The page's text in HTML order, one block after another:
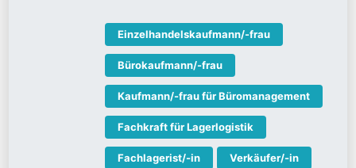
Einzelhandelskaufmann/-frau
Bürokaufmann/-frau
Kaufmann/-frau für Büromanagement
Fachkraft für Lagerlogistik
Fachlagerist/-in Verkäufer/-in